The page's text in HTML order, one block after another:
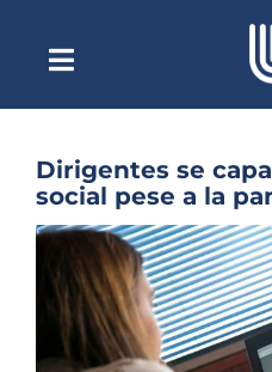
contenidoToggle
Navigation
Escuchar
Dirigentes se
social pese a la
Ver
más
grande